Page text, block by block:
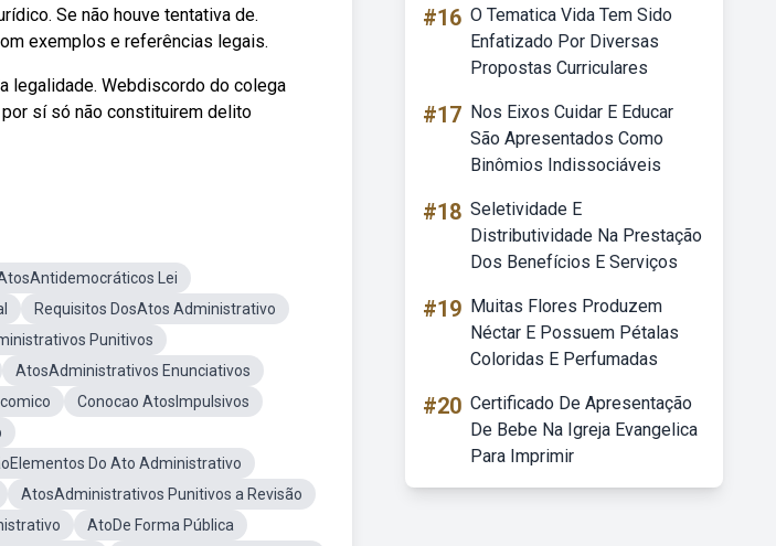
Se não houve tentativa de.
exemplos e referências legais.
legalidade. Webdiscordo do colega
sí só não constituirem delito
Lei
Requisitos DosAtos Administrativo
Punitivos
AtosAdministrativos Enunciativos
Conocao AtosImpulsivos
Do Ato Administrativo
AtosAdministrativos Punitivos a Revisão
AtoDe Forma Pública
#16 O Tematica Vida Tem Sido
Enfatizado Por Diversas
Propostas Curriculares
#17 Nos Eixos Cuidar E Educar
São Apresentados Como
Binômios Indissociáveis
#18 Seletividade E
Distributividade Na Prestação
Dos Benefícios E Serviços
#19 Muitas Flores Produzem
Néctar E Possuem Pétalas
Coloridas E Perfumadas
#20 Certificado De Apresentação
De Bebe Na Igreja Evangelica
Para Imprimir